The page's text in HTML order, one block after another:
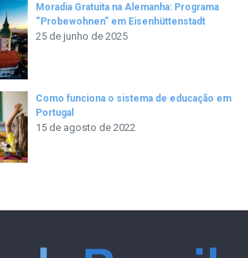
Moradia Gratuita na Alemanha: Programa
“Probewohnen” em Eisenhüttenstadt
25 de junho de 2025
Como funciona o sistema de educação em
Portugal
15 de agosto de 2022